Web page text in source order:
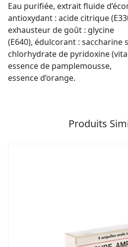
Eau purifiée, extrait fluide
antioxydant : acide citrique
exhausteur de goût : glycine
(E640), édulcorant : saccharine
chlorhydrate de pyridoxine
essence de pamplemousse,
essence d’orange.
Produits